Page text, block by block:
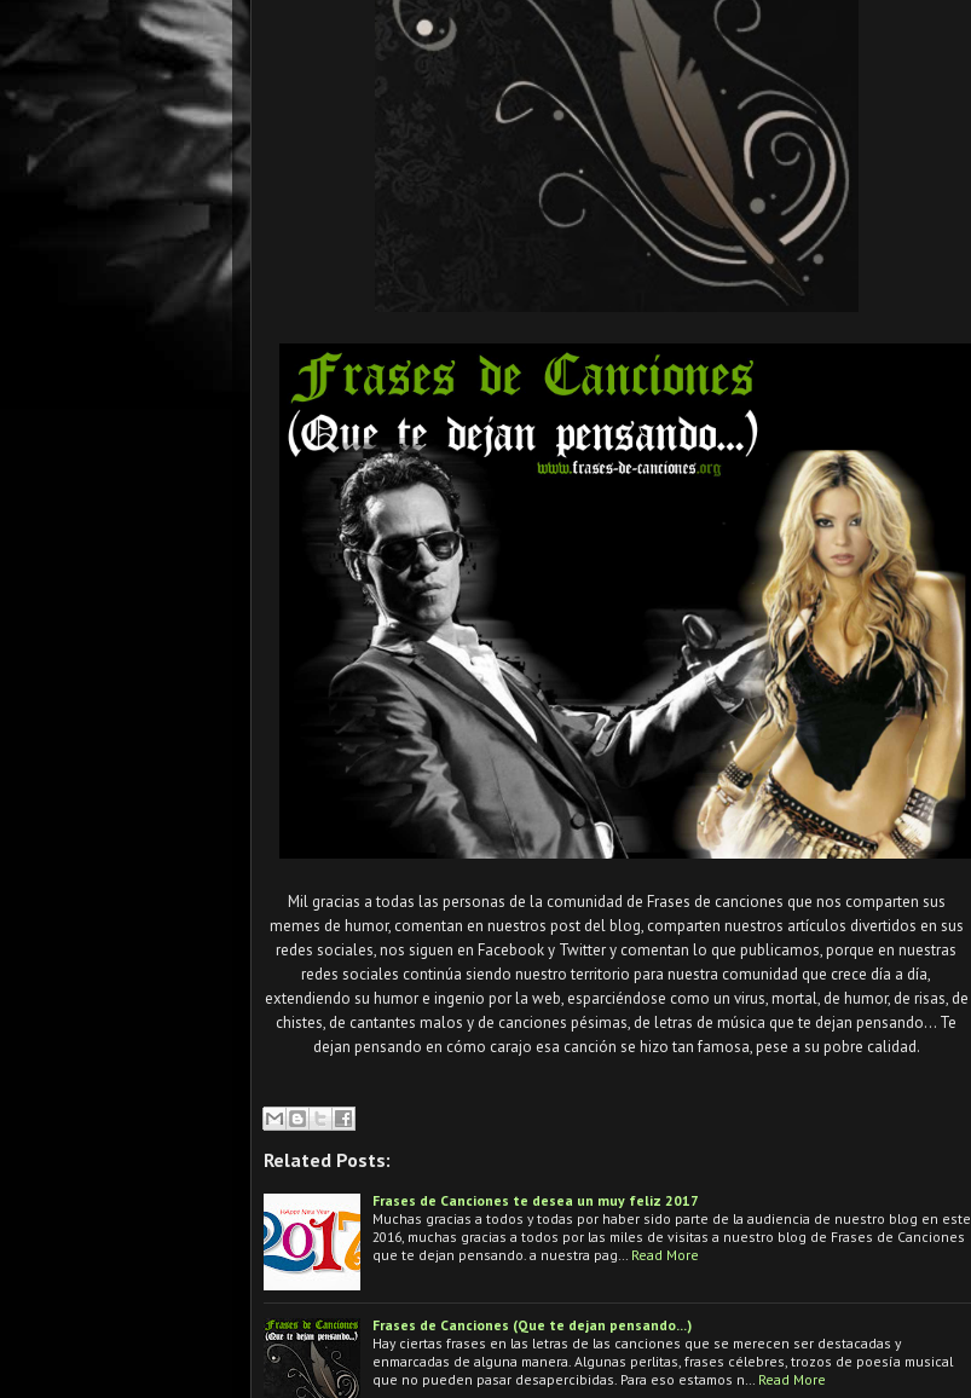
Mil gracias a todas las personas de la comunidad de Frases de canciones que nos comparten sus
memes de humor, comentan en nuestros post del blog, comparten nuestros artículos divertidos en sus
redes sociales, nos siguen en Facebook y Twitter y comentan lo que publicamos, porque en nuestras
redes sociales continúa siendo nuestro territorio para nuestra comunidad que crece día a día,
extendiendo su humor e ingenio por la web, esparciéndose como un virus, mortal, de humor, de risas, de
chistes, de cantantes malos y de canciones pésimas, de letras de música que te dejan pensando... Te
dejan pensando en cómo carajo esa canción se hizo tan famosa, pese a su pobre calidad.
Related Posts:
Frases de Canciones te desea un muy feliz 2017
Muchas gracias a todos y todas por haber sido parte de la audiencia de nuestro blog en este
2016, muchas gracias a todos por las miles de visitas a nuestro blog de Frases de Canciones
que te dejan pensando. a nuestra pag… Read More
Frases de Canciones (Que te dejan pensando...)
Hay ciertas frases en las letras de las canciones que se merecen ser destacadas y
enmarcadas de alguna manera. Algunas perlitas, frases célebres, trozos de poesía musical
que no pueden pasar desapercibidas. Para eso estamos n… Read More